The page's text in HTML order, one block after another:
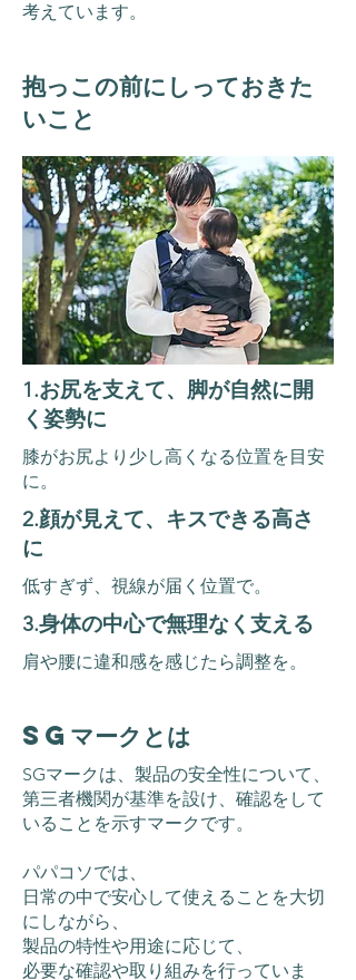
​考えています。
抱っこの前にしっておきた
いこと
1.お尻を支えて、脚が自然に開
く姿勢に
膝がお尻より少し高くなる位置を目安
に。
2.顔が見えて、キスできる高さ
に
低すぎず、視線が届く位置で。
3.身体の中心で無理なく支える
肩や腰に違和感を感じたら調整を。
SGマークとは
SGマークは、製品の安全性について、
第三者機関が基準を設け、確認をして
いることを示すマークです。
パパコソでは、
日常の中で安心して使えることを大切
にしながら、
製品の特性や用途に応じて、
必要な確認や取り組みを行っていま